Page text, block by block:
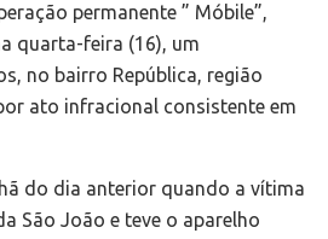
permanente ” Móbile”,
quarta-feira (16), um
no bairro República, região
ato infracional consistente em
do dia anterior quando a vítima
São João e teve o aparelho